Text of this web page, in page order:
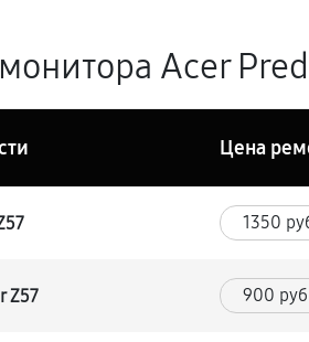
Acer
Цена
1350
Z57 900 руб